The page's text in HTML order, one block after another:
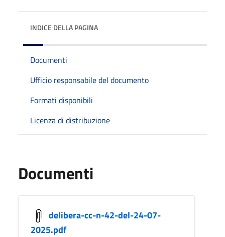
INDICE DELLA PAGINA
Documenti
Ufficio responsabile del documento
Formati disponibili
Licenza di distribuzione
Documenti
delibera-cc-n-42-del-24-07-
2025.pdf